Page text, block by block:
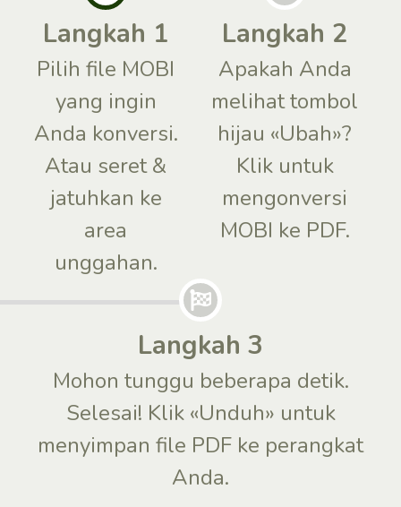
Langkah 1
Pilih file MOBI
yang ingin
Anda konversi.
Atau seret &
jatuhkan ke
area
unggahan.
Langkah 2
Apakah Anda
melihat tombol
hijau «Ubah»?
Klik untuk
mengonversi
MOBI ke PDF.
Langkah 3
Mohon tunggu beberapa detik.
Selesai! Klik «Unduh» untuk
menyimpan file PDF ke perangkat
Anda.